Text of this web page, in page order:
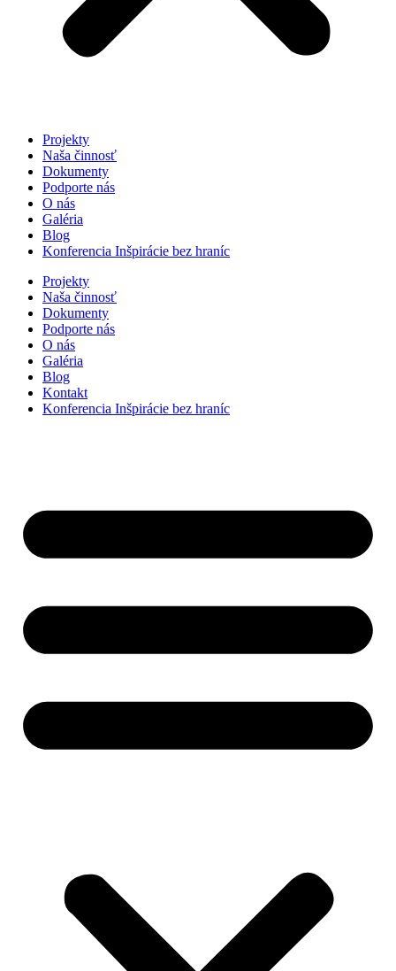
Projekty
Naša činnosť
Dokumenty
Podporte nás
O nás
Galéria
Blog
Konferencia Inšpirácie bez hraníc
Projekty
Naša činnosť
Dokumenty
Podporte nás
O nás
Galéria
Blog
Kontakt
Konferencia Inšpirácie bez hraníc